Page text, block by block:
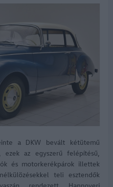
a DKW bevált kétütemű
ezek az egyszerű felépítésű,
és motorkerékpárok illettek
teli esztendők